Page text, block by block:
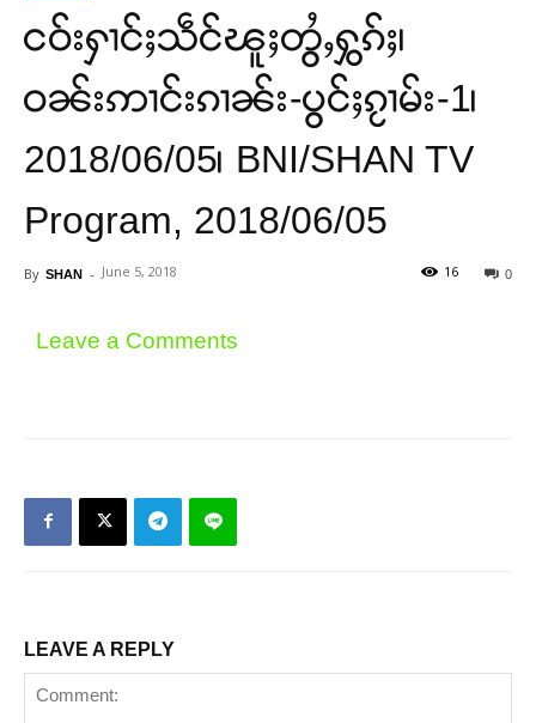
ငဝ်းႁၢင်ႈသဵင်ၽူႈတွႆႇႁွၵ်ႈ၊
ဝၼ်းဢၢင်းၵၢၼ်း-ပွင်ႈၵႂၢမ်း-1၊
2018/06/05၊ BNI/SHAN TV
Program, 2018/06/05
By SHAN - June 5, 2018 0
16
Leave a Comments
LEAVE A REPLY